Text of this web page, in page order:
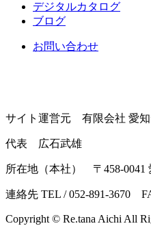
デジタルカタログ
ブログ
お問い合わせ
サイト運営元 有限会社 愛
代表 広石武雄
所在地（本社） 〒458-0041
連絡先 TEL / 052-891-3670
Copyright © Re.tana Aichi All